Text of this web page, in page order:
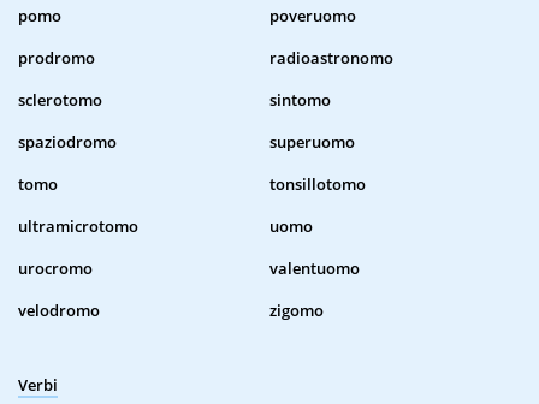
pomo
poveruomo
prodromo
radioastronomo
sclerotomo
sintomo
spaziodromo
superuomo
tomo
tonsillotomo
ultramicrotomo
uomo
urocromo
valentuomo
velodromo
zigomo
Verbi